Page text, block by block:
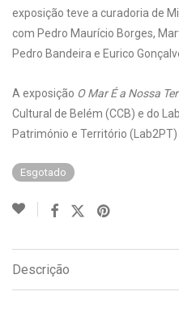
exposição teve a curadoria de
com Pedro Maurício Borges,
Pedro Bandeira e Eurico
A exposição O Mar É a Nossa
Cultural de Belém (CCB) e do
Património e Território
Esgotado
Descrição